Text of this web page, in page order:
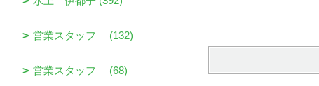
営業スタッフ (132)
営業スタッフ (68)